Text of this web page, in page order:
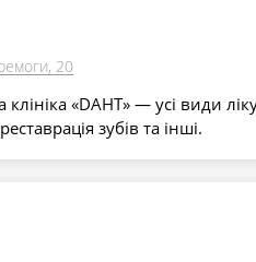
20
клініка «DАНТ» — усі види
зубів та інші.